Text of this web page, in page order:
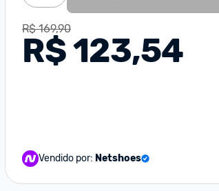
R$ 169,90
R$ 123,54
Vendido por: Netshoes